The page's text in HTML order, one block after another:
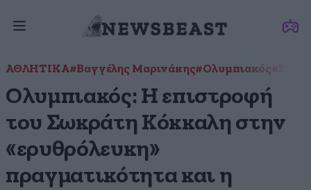
ΑΘΛΗΤΙΚΑ#Βαγγέλης Μαρινάκης#Ολυμπιακός
Ολυμπιακός: Η επιστροφή
του Σωκράτη Κόκκαλη στην
«ερυθρόλευκη»
πραγματικότητα και η